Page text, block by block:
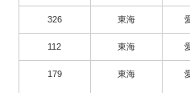
326 東海
112 東海
179 東海